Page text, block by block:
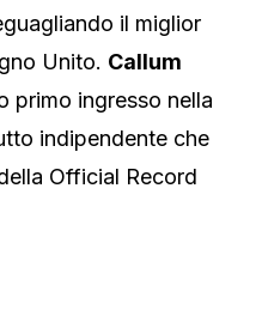
il miglior
Unito. Callum
primo ingresso nella
indipendente che
Official Record